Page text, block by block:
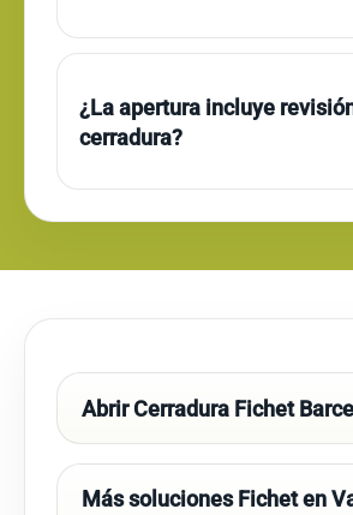
¿La apertura incluye
cerradura?
Abrir Cerradura Fichet
Más soluciones Fichet en